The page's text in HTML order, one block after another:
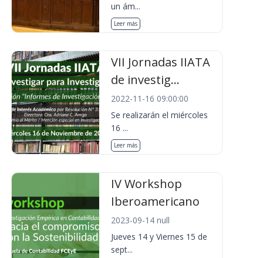
un ám...
Leer más
VII Jornadas IIATA
de investig...
2022-11-16 09:00:00
Se realizarán el miércoles
16 ...
Leer más
IV Workshop
Iberoamericano
2023-09-14 null
Jueves 14 y Viernes 15 de
sept...